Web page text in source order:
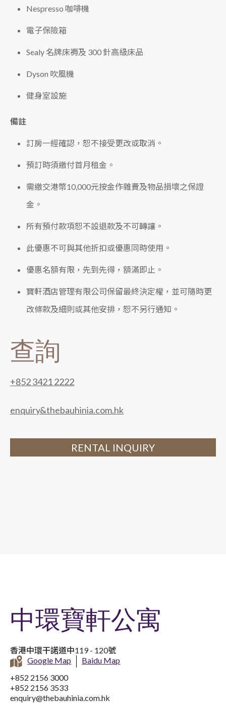
Nespresso 咖啡機
電子保險箱
Sealy 名牌床褥及 300 針高級床品
Dyson 吹風機
健身室設施
備註
訂房一經確認，恕不接受更改或取消。
預訂時須繳付首月租金。
需繳交港幣10,000元按金作雜費及物品損壞之保證
金。
所有預付款項恕不設退款及不可轉讓。
此優惠不可與其他折扣或優惠同時使用。
優惠名額有限，先到先得，額滿即止。
寶軒酒店管理有限公司保留最終決定權，並可隨時更
改條款及細則或其他安排，恕不另行通知。
查詢
+852 3421 2222
enquiry&thebauhinia.com.hk
RENTAL INQUIRY
中環寶軒公寓
香港中環干諾道中119 - 120號
Google Map
Baidu Map
+852 2156 3000
+852 2156 3533
enquiry@thebauhinia.com.hk